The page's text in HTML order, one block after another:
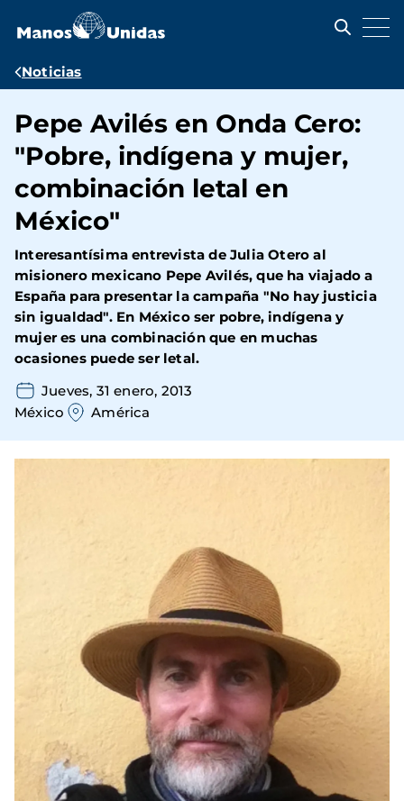
contenido
Ruta
navegación
Noticias
Pepe Avilés en Onda Cero:
"Pobre, indígena y mujer,
combinación letal en
México"
Interesantísima entrevista de Julia Otero al
misionero mexicano Pepe Avilés, que ha viajado a
España para presentar la campaña "No hay justicia
sin igualdad". En México ser pobre, indígena y
mujer es una combinación que en muchas
ocasiones puede ser letal.
Jueves, 31 enero, 2013
México
América